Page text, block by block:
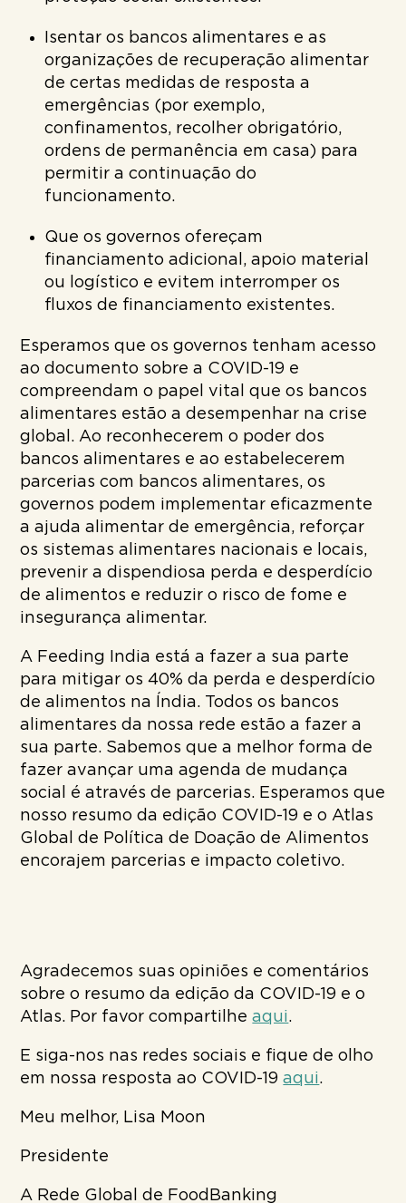
Isentar os bancos alimentares e as
organizações de recuperação alimentar
de certas medidas de resposta a
emergências (por exemplo,
confinamentos, recolher obrigatório,
ordens de permanência em casa) para
permitir a continuação do
funcionamento.
Que os governos ofereçam
financiamento adicional, apoio material
ou logístico e evitem interromper os
fluxos de financiamento existentes.
Esperamos que os governos tenham acesso
ao documento sobre a COVID-19 e
compreendam o papel vital que os bancos
alimentares estão a desempenhar na crise
global. Ao reconhecerem o poder dos
bancos alimentares e ao estabelecerem
parcerias com bancos alimentares, os
governos podem implementar eficazmente
a ajuda alimentar de emergência, reforçar
os sistemas alimentares nacionais e locais,
prevenir a dispendiosa perda e desperdício
de alimentos e reduzir o risco de fome e
insegurança alimentar.
A Feeding India está a fazer a sua parte
para mitigar os 40% da perda e desperdício
de alimentos na Índia. Todos os bancos
alimentares da nossa rede estão a fazer a
sua parte. Sabemos que a melhor forma de
fazer avançar uma agenda de mudança
social é através de parcerias. Esperamos que
nosso resumo da edição COVID-19 e o Atlas
Global de Política de Doação de Alimentos
encorajem parcerias e impacto coletivo.
Agradecemos suas opiniões e comentários
sobre o resumo da edição da COVID-19 e o
Atlas. Por favor compartilheaqui.
E siga-nos nas redes sociais e fique de olho
em nossa resposta ao COVID-19aqui.
Meu melhor, Lisa Moon
Presidente
A Rede Global de FoodBanking